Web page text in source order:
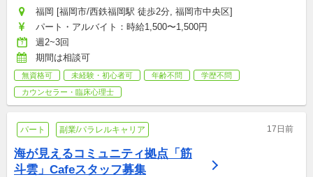
福岡 [福岡市/西鉄福岡駅 徒歩2分, 福岡市中央区]
パート・アルバイト：時給1,500〜1,500円
週2~3回
期間は相談可
無資格可 未経験・初心者可 年齢不問
学歴不問
カウンセラー・臨床心理士
パート 副業/パラレルキャリア 17日前
海が見えるコミュニティ拠点「筋
斗雲」Cafeスタッフ募集